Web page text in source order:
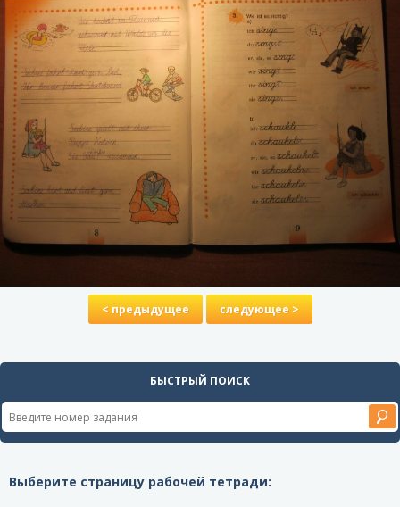
< предыдущее следующее >
БЫСТРЫЙ ПОИСК
Выберите страницу рабочей тетради: